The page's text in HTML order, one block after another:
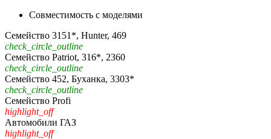
Совместимость с моделями
Семейство 3151*, Hunter, 469
check_circle_outline
Семейство Patriot, 316*, 2360
check_circle_outline
Семейство 452, Буханка, 3303*
check_circle_outline
Семейство Profi
highlight_off
Автомобили ГАЗ
highlight_off